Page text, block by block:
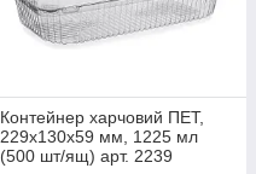
Контейнер харчовий ПЕТ,
229х130х59 мм, 1225 мл
(500 шт/ящ) арт. 2239